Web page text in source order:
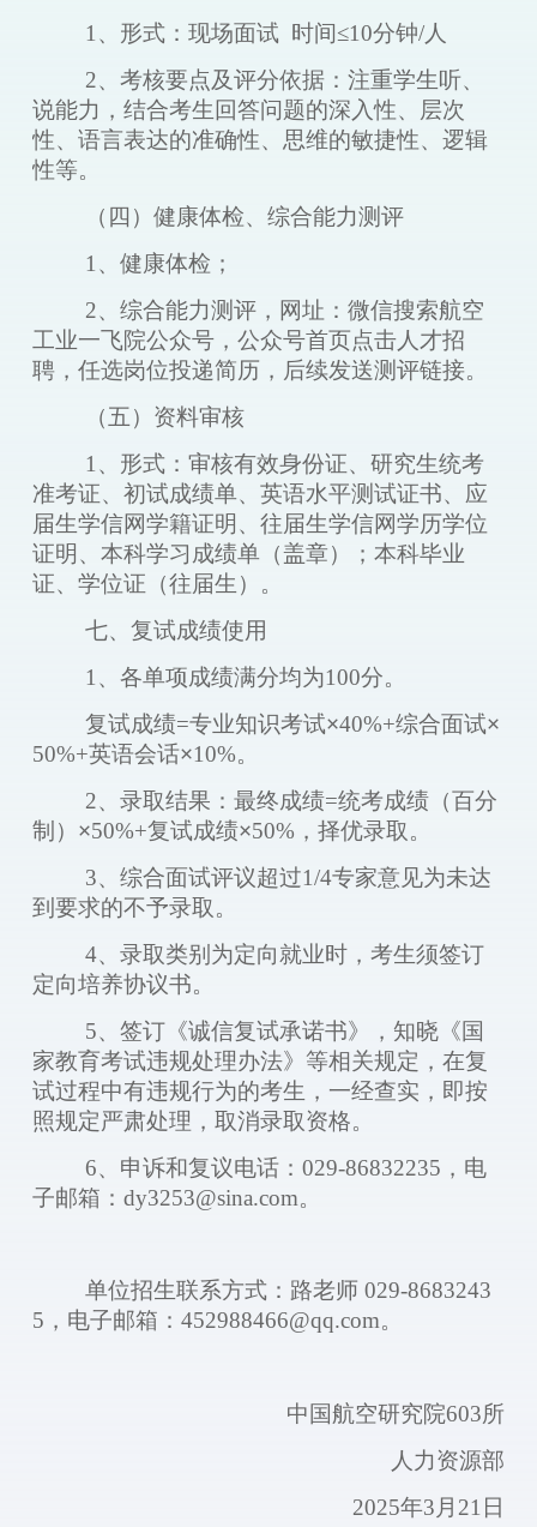
1、形式：现场面试 时间≤10分钟/人
2、考核要点及评分依据：注重学生听、
说能力，结合考生回答问题的深入性、层次
性、语言表达的准确性、思维的敏捷性、逻辑
性等。
（四）健康体检、综合能力测评
1、健康体检；
2、综合能力测评，网址：微信搜索航空
工业一飞院公众号，公众号首页点击人才招
聘， 任选岗位投递简历，后续发送测评链接。
（五）资料审核
1、形式：审核有效身份证、研究生统考
准考证、初试成绩单、英语水平测试证书、应
届生学信网学籍证明、往届生学信网学历学位
证明、本科学习成绩单（盖章）；本科毕业
证、学位证（往届生） 。
七、复试成绩使用
1、各单项成绩满分均为100分。
复试成绩=专业知识考试×40%+综合面试×
50%+英语会话×10%。
2、录取结果：最终成绩=统考成绩（百分
制） ×50%+复试成绩×50%，择优录取。
3、综合面试评议超过1/4专家意见为未达
到要求的不予录取。
4、录取类别为定向就业时 ，考生须签订
定向培养协议书。
5、签订《诚信复试承诺书》，知晓《国
家教育考试违规处理办法》等相关规定，在复
试过程中有违规行为的考生，一经查实，即按
照规定严肃处理，取消录取资格。
6、申诉和复议电话：029-86832235，电
子邮箱：dy3253@sina.com。
单位招生联系方式：路老师 029-8683243
5，电子邮箱：452988466@qq.com。
中国航空研究院603所
人力资源部
2025年3月21日